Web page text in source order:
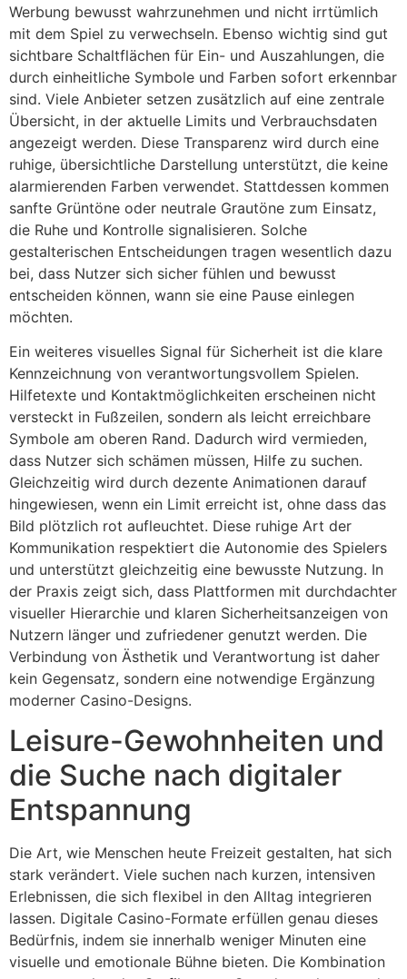
Werbung bewusst wahrzunehmen und nicht irrtümlich
mit dem Spiel zu verwechseln. Ebenso wichtig sind gut
sichtbare Schaltflächen für Ein- und Auszahlungen, die
durch einheitliche Symbole und Farben sofort erkennbar
sind. Viele Anbieter setzen zusätzlich auf eine zentrale
Übersicht, in der aktuelle Limits und Verbrauchsdaten
angezeigt werden. Diese Transparenz wird durch eine
ruhige, übersichtliche Darstellung unterstützt, die keine
alarmierenden Farben verwendet. Stattdessen kommen
sanfte Grüntöne oder neutrale Grautöne zum Einsatz,
die Ruhe und Kontrolle signalisieren. Solche
gestalterischen Entscheidungen tragen wesentlich dazu
bei, dass Nutzer sich sicher fühlen und bewusst
entscheiden können, wann sie eine Pause einlegen
möchten.
Ein weiteres visuelles Signal für Sicherheit ist die klare
Kennzeichnung von verantwortungsvollem Spielen.
Hilfetexte und Kontaktmöglichkeiten erscheinen nicht
versteckt in Fußzeilen, sondern als leicht erreichbare
Symbole am oberen Rand. Dadurch wird vermieden,
dass Nutzer sich schämen müssen, Hilfe zu suchen.
Gleichzeitig wird durch dezente Animationen darauf
hingewiesen, wenn ein Limit erreicht ist, ohne dass das
Bild plötzlich rot aufleuchtet. Diese ruhige Art der
Kommunikation respektiert die Autonomie des Spielers
und unterstützt gleichzeitig eine bewusste Nutzung. In
der Praxis zeigt sich, dass Plattformen mit durchdachter
visueller Hierarchie und klaren Sicherheitsanzeigen von
Nutzern länger und zufriedener genutzt werden. Die
Verbindung von Ästhetik und Verantwortung ist daher
kein Gegensatz, sondern eine notwendige Ergänzung
moderner Casino-Designs.
Leisure-Gewohnheiten und
die Suche nach digitaler
Entspannung
Die Art, wie Menschen heute Freizeit gestalten, hat sich
stark verändert. Viele suchen nach kurzen, intensiven
Erlebnissen, die sich flexibel in den Alltag integrieren
lassen. Digitale Casino-Formate erfüllen genau dieses
Bedürfnis, indem sie innerhalb weniger Minuten eine
visuelle und emotionale Bühne bieten. Die Kombination